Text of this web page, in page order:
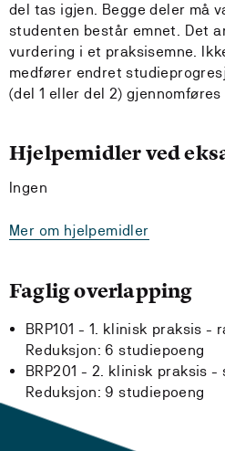
del tas igjen. Begge deler må
studenten består emnet. Det
vurdering i et praksisemne.
medfører endret
(del 1 eller del 2)
Hjelpemidler ved
Ingen
Mer om hjelpemidler
Faglig overlapping
BRP101 - 1. klinisk praksis -
Reduksjon: 6 studiepoeng
BRP201 - 2. klinisk praksis
Reduksjon: 9 studiepoeng